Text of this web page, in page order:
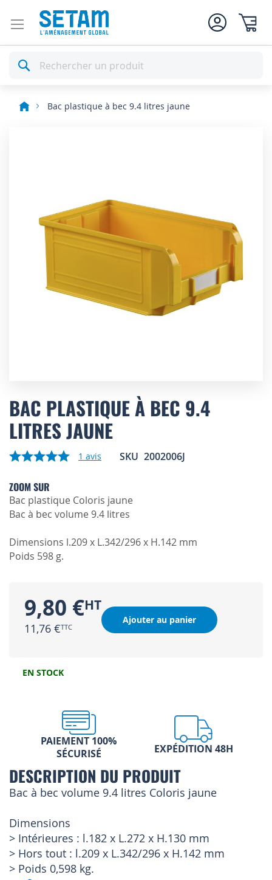
Rechercher
Bac plastique à bec 9.4 litres jaune
to
the
beginning
of
images
BAC PLASTIQUE À BEC 9.4
LITRES JAUNE
1 avis SKU 2002006J
ZOOM SUR
Bac plastique Coloris jaune
Bac à bec volume 9.4 litres
Dimensions l.209 x L.342/296 x H.142 mm
Poids 598 g.
9,80 €
11,76 €
Ajouter au panier
EN STOCK
PAIEMENT 100%
SÉCURISÉ
EXPÉDITION 48H
DESCRIPTION DU PRODUIT
Bac à bec volume 9.4 litres Coloris jaune
Dimensions
> Intérieures : l.182 x L.272 x H.130 mm
> Hors tout : l.209 x L.342/296 x H.142 mm
> Poids 0,598 kg.